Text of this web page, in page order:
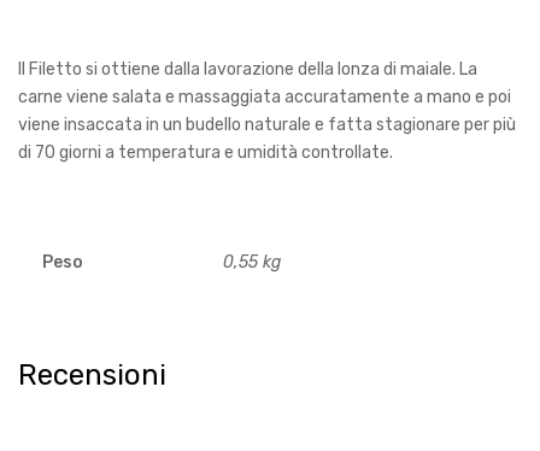
Il Filetto si ottiene dalla lavorazione della lonza di maiale. La
carne viene salata e massaggiata accuratamente a mano e poi
viene insaccata in un budello naturale e fatta stagionare per più
di 70 giorni a temperatura e umidità controllate.
Peso 0,55 kg
Recensioni